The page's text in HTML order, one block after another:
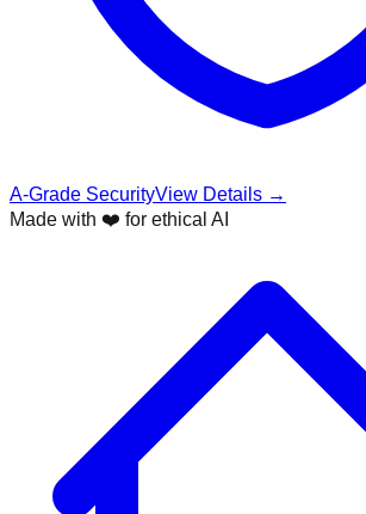
A-Grade SecurityView Details →
Made with ❤️ for ethical AI